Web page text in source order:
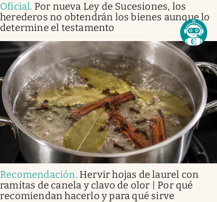
Oficial. Por nueva Ley de Sucesiones, los
herederos no obtendrán los bienes aunque lo
determine el testamento
Recomendación. Hervir hojas de laurel con
ramitas de canela y clavo de olor | Por qué
recomiendan hacerlo y para qué sirve